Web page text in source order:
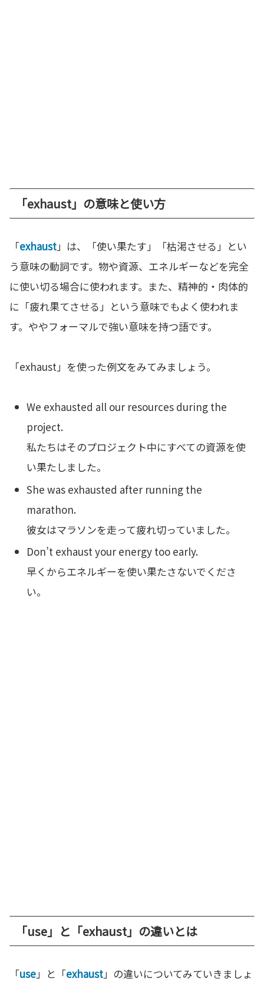
「exhaust」の意味と使い方
「exhaust」は、「使い果たす」「枯渇させる」とい
う意味の動詞です。物や資源、エネルギーなどを完全
に使い切る場合に使われます。また、精神的・肉体的
に「疲れ果てさせる」という意味でもよく使われま
す。ややフォーマルで強い意味を持つ語です。
「exhaust」を使った例文をみてみましょう。
We exhausted all our resources during the
project.
私たちはそのプロジェクト中にすべての資源を使
い果たしました。
She was exhausted after running the
marathon.
彼女はマラソンを走って疲れ切っていました。
Don’t exhaust your energy too early.
早くからエネルギーを使い果たさないでくださ
い。
「use」と「exhaust」の違いとは
「use」と「exhaust」の違いについてみていきましょ